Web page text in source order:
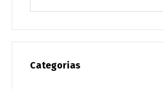
Categorias